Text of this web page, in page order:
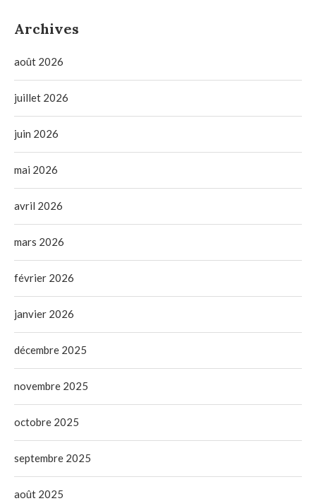
Archives
août 2026
juillet 2026
juin 2026
mai 2026
avril 2026
mars 2026
février 2026
janvier 2026
décembre 2025
novembre 2025
octobre 2025
septembre 2025
août 2025